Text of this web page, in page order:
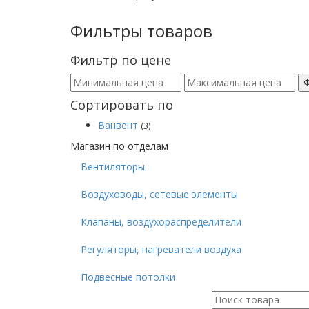
Фильтры товаров
Фильтр по цене
Сортировать по
Ванвент (3)
Магазин по отделам
Вентиляторы
Воздуховоды, сетевые элементы
Клапаны, воздухораспределители
Регуляторы, нагреватели воздуха
Подвесные потолки
Поиск